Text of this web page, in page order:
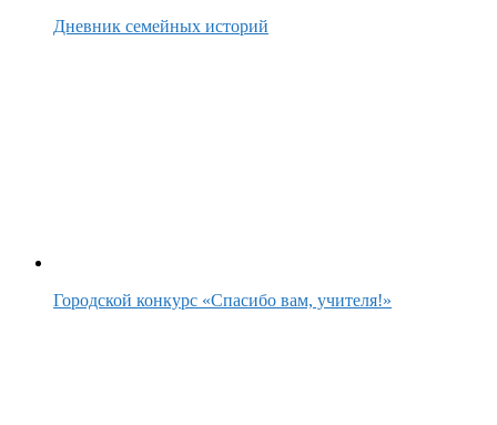
Дневник семейных историй
Городской конкурс «Спасибо вам, учителя!»